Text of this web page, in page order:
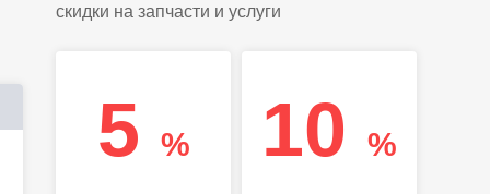
скидки на запчасти и услуги
5 % 10 %